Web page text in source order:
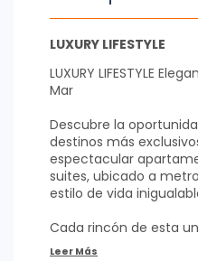
LUXURY LIFESTYLE
LUXURY LIFESTYLE Elegancia y Confort Frente al
Mar
Descubre la
destinos más
espectacular
suites, ubicado a
estilo de vida
Cada rincón de esta
para brindar